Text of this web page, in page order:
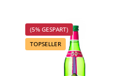
(5% GESPART)
TOPSELLER